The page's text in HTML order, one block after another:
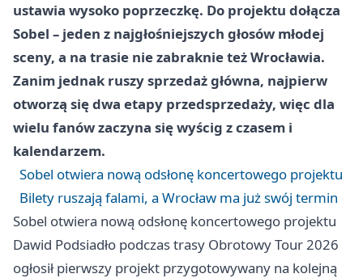
ustawia wysoko poprzeczkę. Do projektu dołącza
Sobel – jeden z najgłośniejszych głosów młodej
sceny, a na trasie nie zabraknie też Wrocławia.
Zanim jednak ruszy sprzedaż główna, najpierw
otworzą się dwa etapy przedsprzedaży, więc dla
wielu fanów zaczyna się wyścig z czasem i
kalendarzem.
Sobel otwiera nową odsłonę koncertowego projektu
Bilety ruszają falami, a Wrocław ma już swój termin
Sobel otwiera nową odsłonę koncertowego projektu
Dawid Podsiadło podczas trasy Obrotowy Tour 2026
ogłosił pierwszy projekt przygotowywany na kolejną